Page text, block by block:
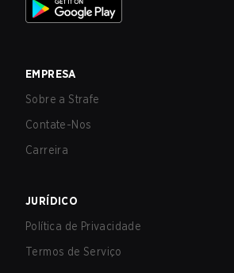
EMPRESA
Sobre a Strafe
Contate-Nos
Carreira
JURÍDICO
Política de Privacidade
Termos de Serviço